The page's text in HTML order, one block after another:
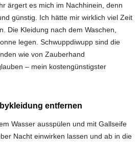
ärgert es mich im Nachhinein, denn
günstig. Ich hätte mir wirklich viel Zeit
Die Kleidung nach dem Waschen,
legen. Schwuppdiwupp sind die
wie von Zauberhand
– mein kostengünstigster
entfernen
Wasser ausspülen und mit Gallseife
Nacht einwirken lassen und ab in die